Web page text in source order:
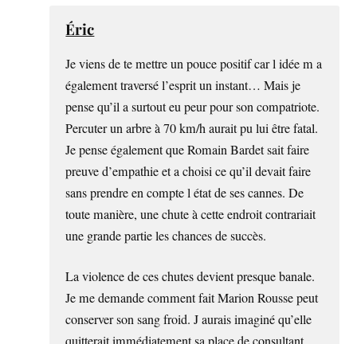
Éric
Je viens de te mettre un pouce positif car l idée m a
également traversé l’esprit un instant… Mais je
pense qu’il a surtout eu peur pour son compatriote.
Percuter un arbre à 70 km/h aurait pu lui être fatal.
Je pense également que Romain Bardet sait faire
preuve d’empathie et a choisi ce qu’il devait faire
sans prendre en compte l état de ses cannes. De
toute manière, une chute à cette endroit contrariait
une grande partie les chances de succès.
La violence de ces chutes devient presque banale.
Je me demande comment fait Marion Rousse peut
conserver son sang froid. J aurais imaginé qu’elle